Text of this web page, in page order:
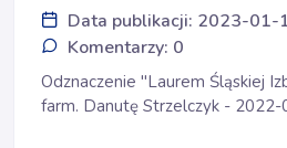
Data publikacji: 2023-01-
Komentarzy: 0
Odznaczenie "Laurem Śląskiej
farm. Danutę Strzelczyk - 2022-